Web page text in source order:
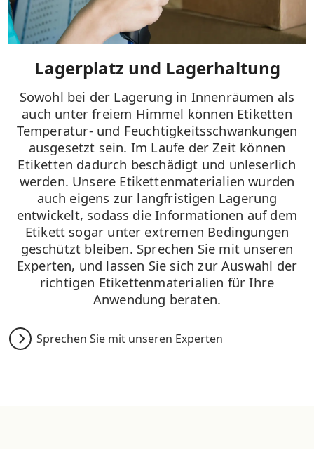
Lagerplatz und Lagerhaltung
Sowohl bei der Lagerung in Innenräumen als
auch unter freiem Himmel können Etiketten
Temperatur- und Feuchtigkeitsschwankungen
ausgesetzt sein. Im Laufe der Zeit können
Etiketten dadurch beschädigt und unleserlich
werden. Unsere Etikettenmaterialien wurden
auch eigens zur langfristigen Lagerung
entwickelt, sodass die Informationen auf dem
Etikett sogar unter extremen Bedingungen
geschützt bleiben. Sprechen Sie mit unseren
Experten, und lassen Sie sich zur Auswahl der
richtigen Etikettenmaterialien für Ihre
Anwendung beraten.
Sprechen Sie mit unseren Experten